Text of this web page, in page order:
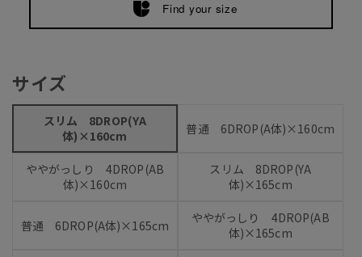
Find your size
サイズ
スリム 8DROP(YA
体)×160cm
普通 6DROP(A体)×160cm
ややがっしり 4DROP(AB
体)×160cm
スリム 8DROP(YA
体)×165cm
普通 6DROP(A体)×165cm
ややがっしり 4DROP(AB
体)×165cm